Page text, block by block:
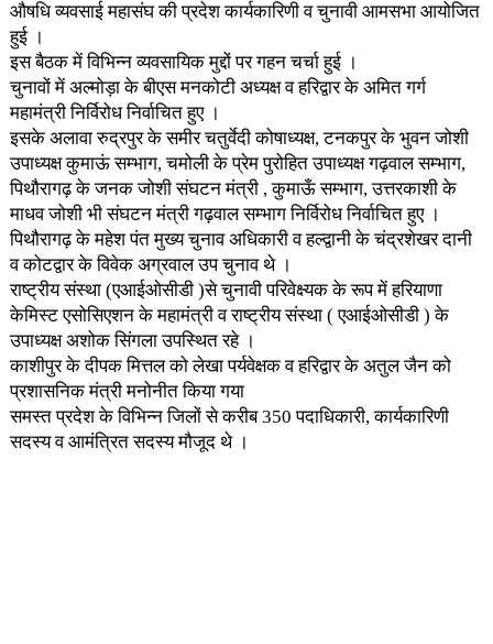
औषधि व्यवसाई महासंघ की प्रदेश कार्यकारिणी व चुनावी आमसभा आयोजित
हुई ।
इस बैठक में विभिन्न व्यवसायिक मुद्दों पर गहन चर्चा हुई ।
चुनावों में अल्मोड़ा के बीएस मनकोटी अध्यक्ष व हरिद्वार के अमित गर्ग
महामंत्री निर्विरोध निर्वाचित हुए ।
इसके अलावा रुद्रपुर के समीर चतुर्वेदी कोषाध्यक्ष, टनकपुर के भुवन जोशी
उपाध्यक्ष कुमाऊं सम्भाग, चमोली के प्रेम पुरोहित उपाध्यक्ष गढ़वाल सम्भाग,
पिथौरागढ़ के जनक जोशी संघटन मंत्री , कुमाऊँ सम्भाग, उत्तरकाशी के
माधव जोशी भी संघटन मंत्री गढ़वाल सम्भाग निर्विरोध निर्वाचित हुए ।
पिथौरागढ़ के महेश पंत मुख्य चुनाव अधिकारी व हल्द्वानी के चंद्रशेखर दानी
व कोटद्वार के विवेक अग्रवाल उप चुनाव थे ।
राष्ट्रीय संस्था (एआईओसीडी )से चुनावी परिवेक्ष्यक के रूप में हरियाणा
केमिस्ट एसोसिएशन के महामंत्री व राष्ट्रीय संस्था ( एआईओसीडी ) के
उपाध्यक्ष अशोक सिंगला उपस्थित रहे ।
काशीपुर के दीपक मित्तल को लेखा पर्यवेक्षक व हरिद्वार के अतुल जैन को
प्रशासनिक मंत्री मनोनीत किया गया
समस्त प्रदेश के विभिन्न जिलों से करीब 350 पदाधिकारी, कार्यकारिणी
सदस्य व आमंत्रित सदस्य मौजूद थे ।